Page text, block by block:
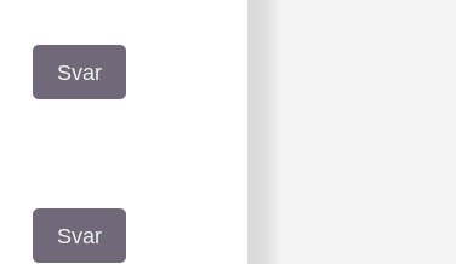
Svar
Svar